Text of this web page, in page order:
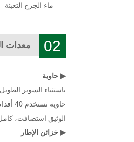
ماء الجرح التعبئة
02 معدات
▶ حاوية
باستثناء السوبر
الوثيق استضافت،
▶ خزائن الإطار